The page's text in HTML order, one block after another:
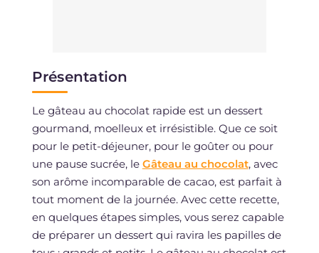
Présentation
Le gâteau au chocolat rapide est un dessert
gourmand, moelleux et irrésistible. Que ce soit
pour le petit-déjeuner, pour le goûter ou pour
une pause sucrée, le Gâteau au chocolat, avec
son arôme incomparable de cacao, est parfait à
tout moment de la journée. Avec cette recette,
en quelques étapes simples, vous serez capable
de préparer un dessert qui ravira les papilles de